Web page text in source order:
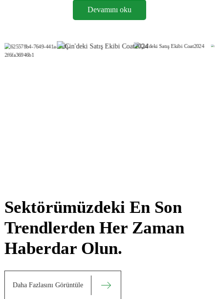
Devamını oku
Sektörümüzdeki En Son
Trendlerden Her Zaman
Haberdar Olun.
Daha Fazlasını Görüntüle